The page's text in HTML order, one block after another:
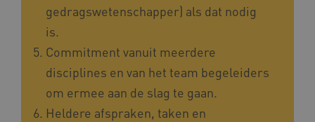
gedragswetenschapper) als dat nodig
is.
Commitment vanuit meerdere
disciplines en van het team begeleiders
om ermee aan de slag te gaan.
Heldere afspraken, taken en